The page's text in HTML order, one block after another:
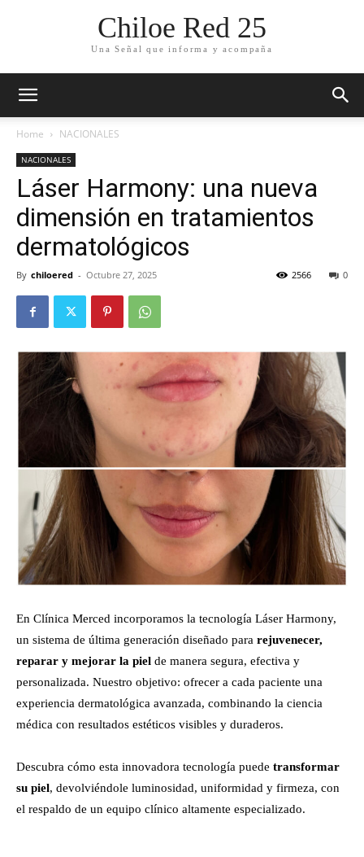
Chiloe Red 25
Una Señal que informa y acompaña
Home NACIONALES
NACIONALES
Láser Harmony: una nueva
dimensión en tratamientos
dermatológicos
By chiloered - Octubre 27, 2025 0
2566
En Clínica Merced incorporamos la tecnología Láser Harmony,
un sistema de última generación diseñado para rejuvenecer,
reparar y mejorar la piel de manera segura, efectiva y
personalizada. Nuestro objetivo: ofrecer a cada paciente una
experiencia dermatológica avanzada, combinando la ciencia
médica con resultados estéticos visibles y duraderos.
Descubra cómo esta innovadora tecnología puede transformar
su piel, devolviéndole luminosidad, uniformidad y firmeza, con
el respaldo de un equipo clínico altamente especializado.